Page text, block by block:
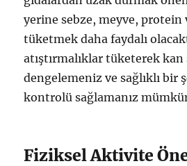
yerine sebze, meyve,
tüketmek daha faydalı
atıştırmalıklar tüketerek
dengelemeniz ve sağlıklı bir
kontrolü sağlamanız
Fiziksel Aktivite